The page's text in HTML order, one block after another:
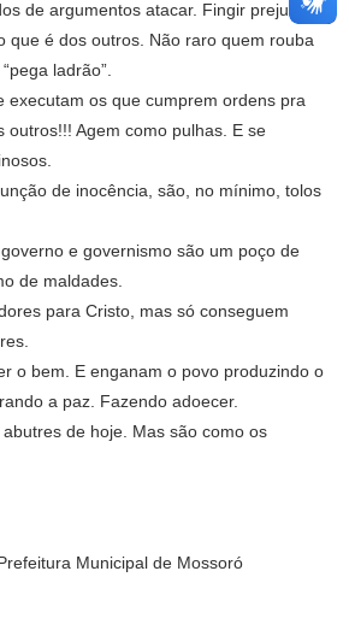
de argumentos atacar. Fingir prejuízo
que é dos outros. Não raro quem rouba
ladrão”.
executam os que cumprem ordens pra
outros!!! Agem como pulhas. E se
de inocência, são, no mínimo, tolos
e governismo são um poço de
de maldades.
para Cristo, mas só conseguem
o bem. E enganam o povo produzindo o
a paz. Fazendo adoecer.
de hoje. Mas são como os
Municipal de Mossoró